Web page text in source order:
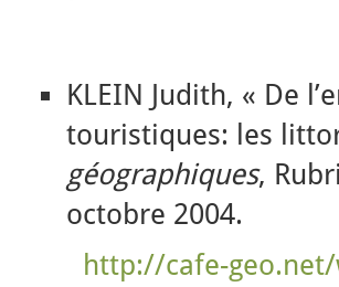
KLEIN Judith, « De
touristiques: les
géographiques,
octobre 2004.
http://cafe-